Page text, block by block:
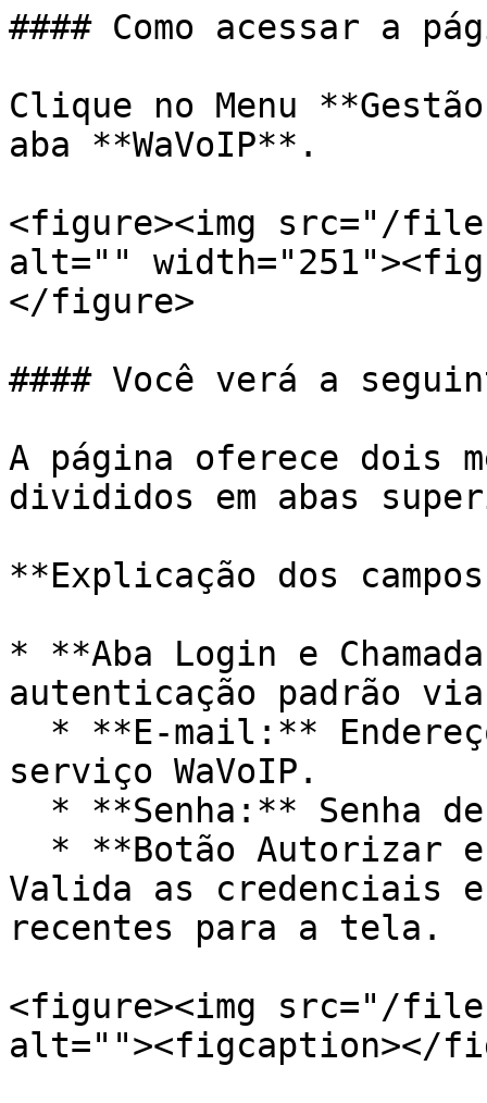
#### Como acessar a
Clique no Menu
aba **WaVoIP**.
<figure><img src="/
alt=""
</figure>
#### Você verá a
A página oferece dois
divididos em abas
**Explicação dos
* **Aba Login e
autenticação padrão
serviço WaVoIP.
Valida as credenciais
recentes para a tela.
<figure><img src="/
alt=""><figcaption></